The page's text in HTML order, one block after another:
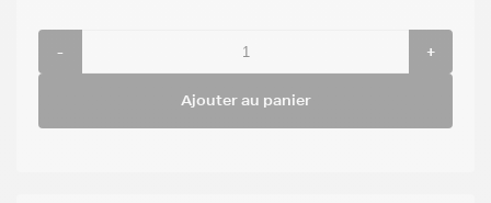
- +
Ajouter au panier